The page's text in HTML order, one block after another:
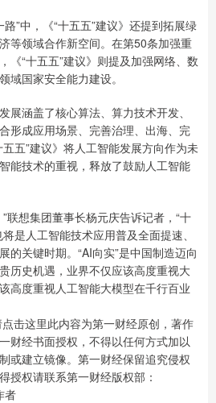
”中，《“十五五”建议》还提到拓展绿
等领域合作新空间。在第50条加强重
《“十五五”建议》则提及加强网络、数
域国家安全能力建设。
展涵盖了核心算法、算力技术开发、
形成应用场景、完善治理、出海、完
五”建议》将人工智能发展方向作为未
能技术的重视，释放了鼓励人工智能
联想集团董事长杨元庆告诉记者，“十
是人工智能技术应用普及全面提速、
的关键时期。“AI向实”是中国制造迈向
历史机遇，业界不仅应该高度重视大
高度重视人工智能大模型在千行百业
击这里此内容为第一财经原创，著作
财经书面授权，不得以任何方式加以
或建立镜像。第一财经保留追究侵权
授权请联系第一财经版权部：
者